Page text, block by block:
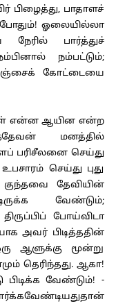
பிழைத்து, பாதாளச்
போதும்! ஓலையில்லா
நேரில் பார்த்துச்
நம்பட்டும்;
கோட்டையை
என்ன ஆயின என்ற
மனத்தில்
பரிசீலனை செய்து
செய்து புது
குந்தவை தேவியின்
வேண்டும்;
போய்விடா
அவர் பிடித்ததின்
ஆளுக்கு மூன்று
தெரிந்தது. ஆகா!
பிடிக்க வேண்டும்! -